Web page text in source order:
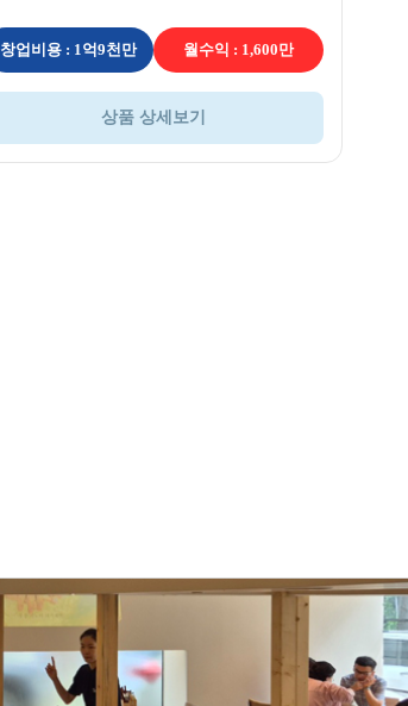
창업비용 : 1억9천만 월수익 : 1,600만
상품 상세보기